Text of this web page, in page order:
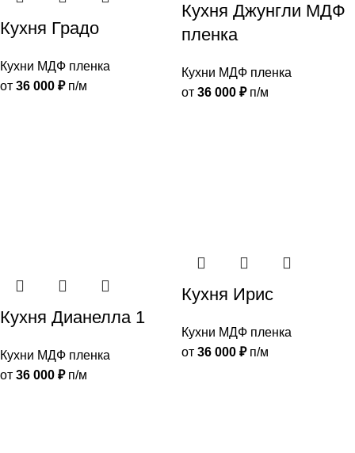
Кухня Градо
Кухни МДФ пленка
от 36 000 ₽п/м
Кухня Джунгли МДФ
пленка
Кухни МДФ пленка
от 36 000 ₽п/м
Кухня Дианелла 1
Кухни МДФ пленка
от 36 000 ₽п/м
Кухня Ирис
Кухни МДФ пленка
от 36 000 ₽п/м